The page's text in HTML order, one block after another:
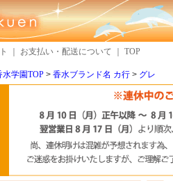
お支払い・配送について TOP
水学園TOP 香水ブランド名 カ行 グレ